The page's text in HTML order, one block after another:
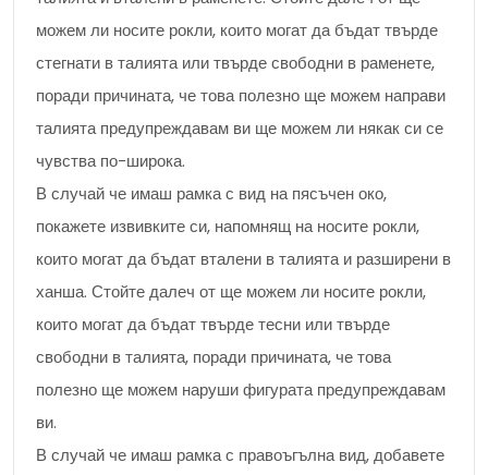
можем ли носите рокли, които могат да бъдат твърде
стегнати в талията или твърде свободни в раменете,
поради причината, че това полезно ще можем направи
талията предупреждавам ви ще можем ли някак си се
чувства по-широка.
В случай че имаш рамка с вид на пясъчен око,
покажете извивките си, напомнящ на носите рокли,
които могат да бъдат вталени в талията и разширени в
ханша. Стойте далеч от ще можем ли носите рокли,
които могат да бъдат твърде тесни или твърде
свободни в талията, поради причината, че това
полезно ще можем наруши фигурата предупреждавам
ви.
В случай че имаш рамка с правоъгълна вид, добавете